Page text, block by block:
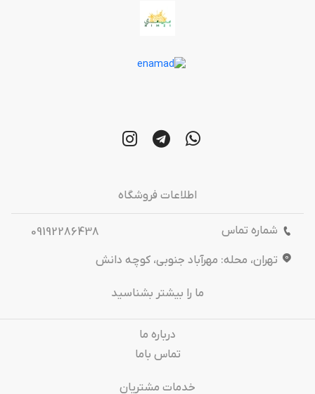
اطلاعات فروشگاه
شماره تماس
09192286438
تهران، محله: مهرآباد جنوبی، کوچه دانش
ما را بیشتر بشناسید
درباره‌ ما
تماس باما
خدمات مشتریان